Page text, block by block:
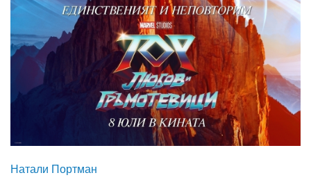
Натали Портман